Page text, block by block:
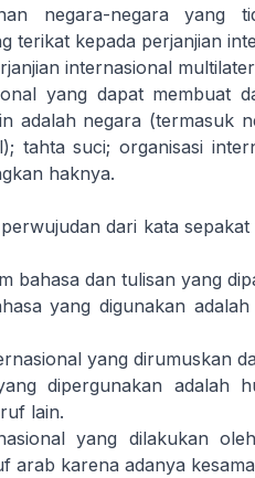
negara-negara yang
terikat kepada perjanjian
internasional
yang dapat membuat
adalah negara (termasuk
tahta suci; organisasi
haknya.
dari kata
bahasa dan tulisan yang
yang digunakan
yang dirumuskan
dipergunakan adalah
lain.
yang dilakukan
arab karena adanya